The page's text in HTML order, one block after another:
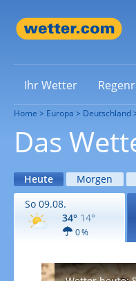
Ihr Wetter
Home Europa Deutschland
Das
Heute Morgen
So 09.08.
34° 14°
0 %